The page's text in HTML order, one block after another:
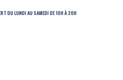
DU LUNDI AU SAMEDI DE 10H À 20H